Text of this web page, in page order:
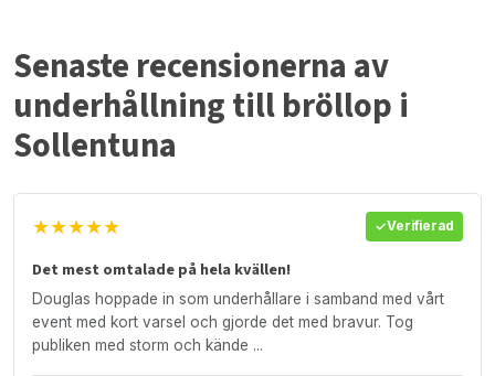
Senaste recensionerna av
underhållning till bröllop i
Sollentuna
★★★★★ Verifierad
Det mest omtalade på hela kvällen!
Douglas hoppade in som underhållare i samband med vårt
event med kort varsel och gjorde det med bravur. Tog
publiken med storm och kände ...